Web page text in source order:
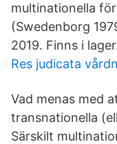
multinationella
(Swedenborg
2019. Finns i
Res judicata
Vad menas med
transnationella
Särskilt